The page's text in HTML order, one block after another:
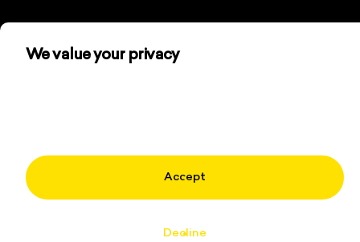
We value your privacy
Accept
Decline